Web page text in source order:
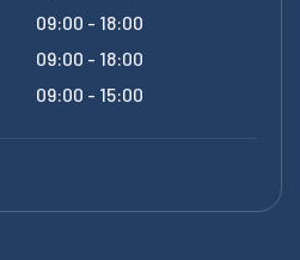
09:00 - 18:00
09:00 - 18:00
09:00 - 15:00